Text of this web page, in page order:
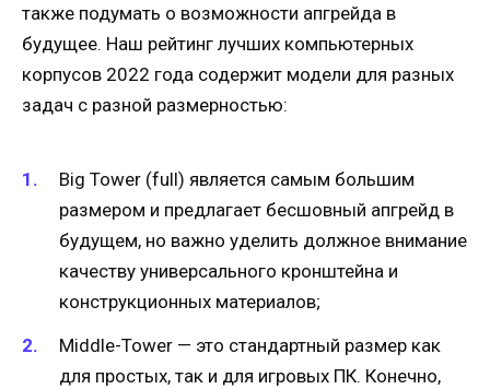
также подумать о возможности апгрейда в
будущее. Наш рейтинг лучших компьютерных
корпусов 2022 года содержит модели для разных
задач с разной размерностью:
Big Tower (full) является самым большим
размером и предлагает бесшовный апгрейд в
будущем, но важно уделить должное внимание
качеству универсального кронштейна и
конструкционных материалов;
Middle-Tower — это стандартный размер как
для простых, так и для игровых ПК. Конечно,